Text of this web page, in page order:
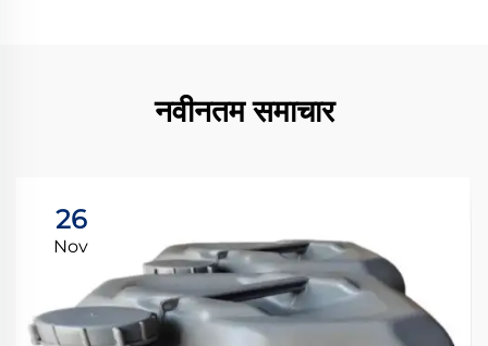
नवीनतम समाचार
26
Nov